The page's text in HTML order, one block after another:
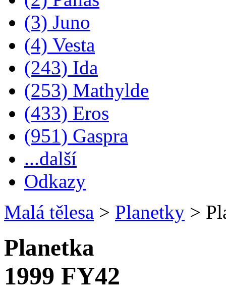
(3) Juno
(4) Vesta
(243) Ida
(253) Mathylde
(433) Eros
(951) Gaspra
...další
Odkazy
Malá tělesa > Planetky >
Planetka
1999 FY42